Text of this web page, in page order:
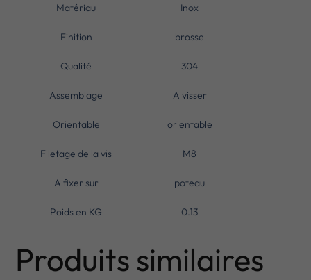
Matériau Inox
Finition brosse
Qualité 304
Assemblage A visser
Orientable orientable
Filetage de la vis M8
A fixer sur poteau
Poids en KG 0.13
Produits similaires